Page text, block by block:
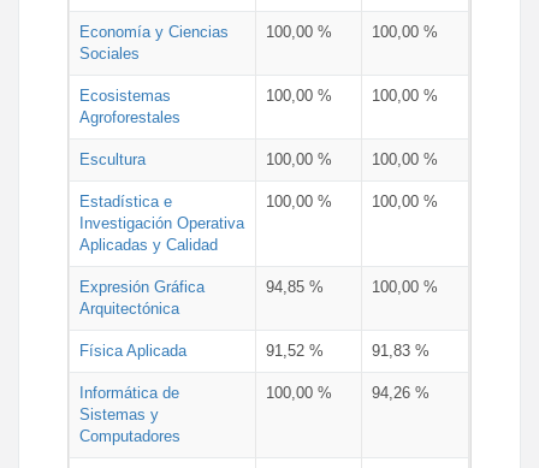
Economía y Ciencias
Sociales
100,00 % 100,00 %
Ecosistemas
Agroforestales
100,00 % 100,00 %
Escultura 100,00 % 100,00 %
Estadística e
Investigación Operativa
Aplicadas y Calidad
100,00 % 100,00 %
Expresión Gráfica
Arquitectónica
94,85 % 100,00 %
Física Aplicada 91,52 % 91,83 %
Informática de
Sistemas y
Computadores
100,00 % 94,26 %